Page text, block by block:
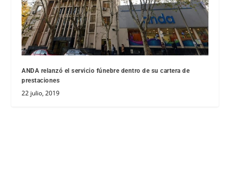
ANDA relanzó el servicio fúnebre dentro de su cartera de
prestaciones
22 julio, 2019